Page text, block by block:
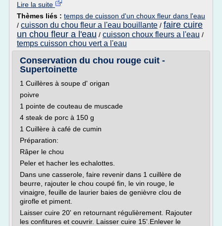
Lire la suite
Thèmes liés : temps de cuisson d'un choux fleur dans l'eau
/ cuisson du chou fleur a l'eau bouillante / faire cuire
un chou fleur a l'eau / cuisson choux fleurs a l'eau /
temps cuisson chou vert a l'eau
Conservation du chou rouge cuit -
Supertoinette
1 Cuillères à soupe d' origan
poivre
1 pointe de couteau de muscade
4 steak de porc à 150 g
1 Cuillère à café de cumin
Préparation:
Râper le chou
Peler et hacher les echalottes.
Dans une casserole, faire revenir dans 1 cuillère de
beurre, rajouter le chou coupé fin, le vin rouge, le
vinaigre, feuille de laurier baies de genièvre clou de
girofle et piment.
Laisser cuire 20' en retournant régulièrement. Rajouter
les confitures et couvrir. Laisser cuire 15'.Enlever le